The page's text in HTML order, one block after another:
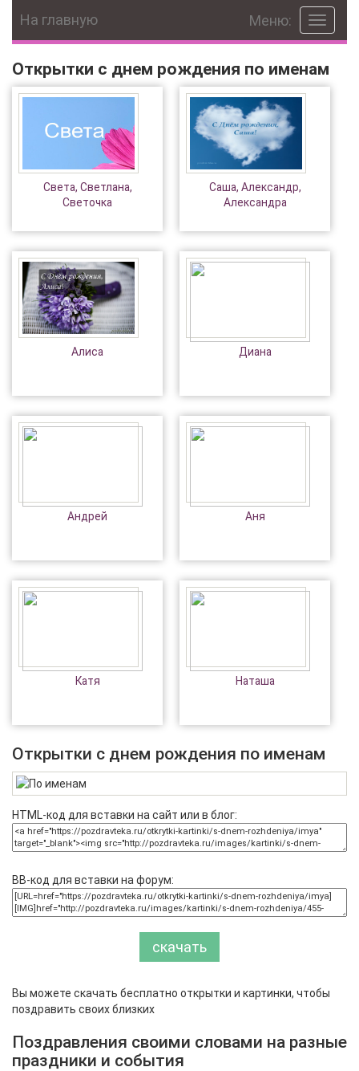
Toggle
На главную Меню:
Открытки с днем рождения по именам
Света, Светлана,
Светочка
Саша, Александр,
Александра
Алиса Диана
Андрей Аня
Катя Наташа
Открытки с днем рождения по именам
HTML-код для вставки на сайт или в блог:
BB-код для вставки на форум:
скачать
Вы можете скачать бесплатно открытки и картинки, чтобы
поздравить своих близких
Поздравления своими словами на разные
праздники и события